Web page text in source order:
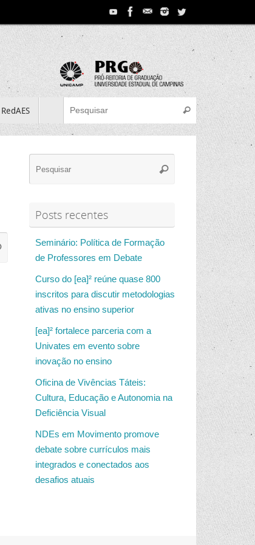
RedAES
Search for:
Pesquisar
Pesquisar
Posts recentes
Seminário: Política de Formação
de Professores em Debate
Curso do [ea]² reúne quase 800
inscritos para discutir metodologias
ativas no ensino superior
[ea]² fortalece parceria com a
Univates em evento sobre
inovação no ensino
Oficina de Vivências Táteis:
Cultura, Educação e Autonomia na
Deficiência Visual
NDEs em Movimento promove
debate sobre currículos mais
integrados e conectados aos
desafios atuais